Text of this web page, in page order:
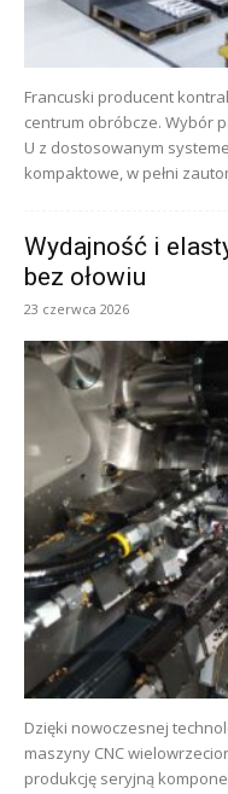
Francuski producent
centrum obróbcze. Wybór
U z dostosowanym
kompaktowe, w pełni
Wydajność i
bez ołowiu
23 czerwca 2026
Dzięki nowoczesnej
maszyny CNC
produkcję seryjną